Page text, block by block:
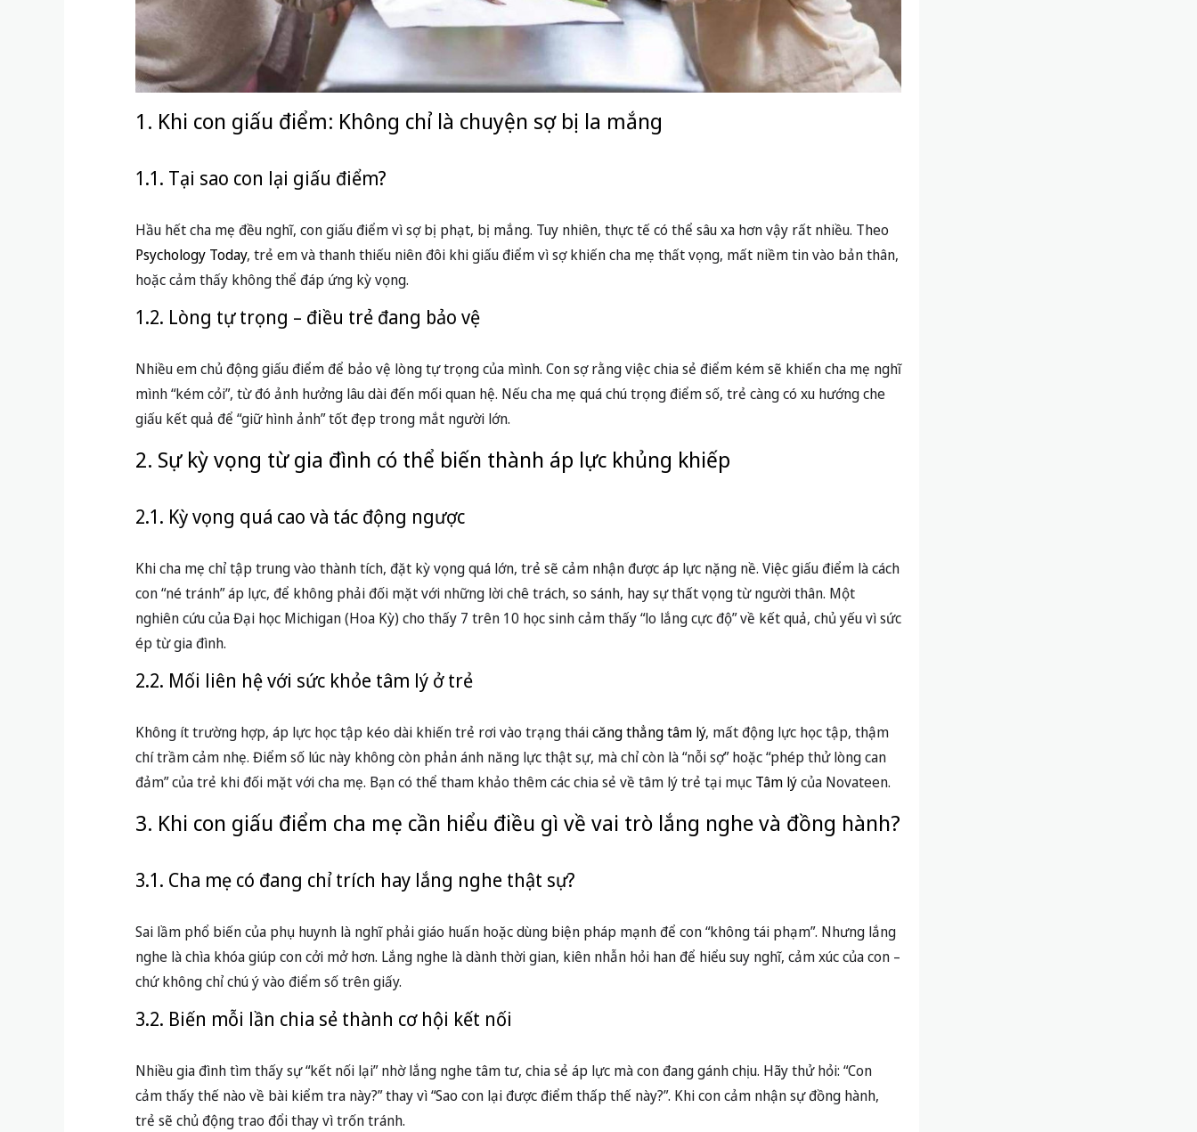
1. Khi con giấu điểm: Không chỉ là chuyện sợ bị la mắng
1.1. Tại sao con lại giấu điểm?
Hầu hết cha mẹ đều nghĩ, con giấu điểm vì sợ bị phạt, bị mắng. Tuy nhiên, thực tế có thể sâu xa hơn vậy rất nhiều. Theo
Psychology Today, trẻ em và thanh thiếu niên đôi khi giấu điểm vì sợ khiến cha mẹ thất vọng, mất niềm tin vào bản thân,
hoặc cảm thấy không thể đáp ứng kỳ vọng.
1.2. Lòng tự trọng – điều trẻ đang bảo vệ
Nhiều em chủ động giấu điểm để bảo vệ lòng tự trọng của mình. Con sợ rằng việc chia sẻ điểm kém sẽ khiến cha mẹ nghĩ
mình “kém cỏi”, từ đó ảnh hưởng lâu dài đến mối quan hệ. Nếu cha mẹ quá chú trọng điểm số, trẻ càng có xu hướng che
giấu kết quả để “giữ hình ảnh” tốt đẹp trong mắt người lớn.
2. Sự kỳ vọng từ gia đình có thể biến thành áp lực khủng khiếp
2.1. Kỳ vọng quá cao và tác động ngược
Khi cha mẹ chỉ tập trung vào thành tích, đặt kỳ vọng quá lớn, trẻ sẽ cảm nhận được áp lực nặng nề. Việc giấu điểm là cách
con “né tránh” áp lực, để không phải đối mặt với những lời chê trách, so sánh, hay sự thất vọng từ người thân. Một
nghiên cứu của Đại học Michigan (Hoa Kỳ) cho thấy 7 trên 10 học sinh cảm thấy “lo lắng cực độ” về kết quả, chủ yếu vì sức
ép từ gia đình.
2.2. Mối liên hệ với sức khỏe tâm lý ở trẻ
Không ít trường hợp, áp lực học tập kéo dài khiến trẻ rơi vào trạng tháicăng thẳng tâm lý, mất động lực học tập, thậm
chí trầm cảm nhẹ. Điểm số lúc này không còn phản ánh năng lực thật sự, mà chỉ còn là “nỗi sợ” hoặc “phép thử lòng can
đảm” của trẻ khi đối mặt với cha mẹ. Bạn có thể tham khảo thêm các chia sẻ về tâm lý trẻ tại mục Tâm lýcủa Novateen.
3. Khi con giấu điểm cha mẹ cần hiểu điều gì về vai trò lắng nghe và đồng hành?
3.1. Cha mẹ có đang chỉ trích hay lắng nghe thật sự?
Sai lầm phổ biến của phụ huynh là nghĩ phải giáo huấn hoặc dùng biện pháp mạnh để con “không tái phạm”. Nhưng lắng
nghe là chìa khóa giúp con cởi mở hơn. Lắng nghe là dành thời gian, kiên nhẫn hỏi han để hiểu suy nghĩ, cảm xúc của con –
chứ không chỉ chú ý vào điểm số trên giấy.
3.2. Biến mỗi lần chia sẻ thành cơ hội kết nối
Nhiều gia đình tìm thấy sự “kết nối lại” nhờ lắng nghe tâm tư, chia sẻ áp lực mà con đang gánh chịu. Hãy thử hỏi: “Con
cảm thấy thế nào về bài kiểm tra này?” thay vì “Sao con lại được điểm thấp thế này?”. Khi con cảm nhận sự đồng hành,
trẻ sẽ chủ động trao đổi thay vì trốn tránh.